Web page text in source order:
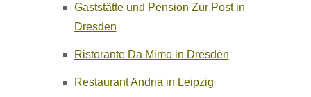
Gaststätte und Pension Zur Post in
Dresden
Ristorante Da Mimo in Dresden
Restaurant Andria in Leipzig